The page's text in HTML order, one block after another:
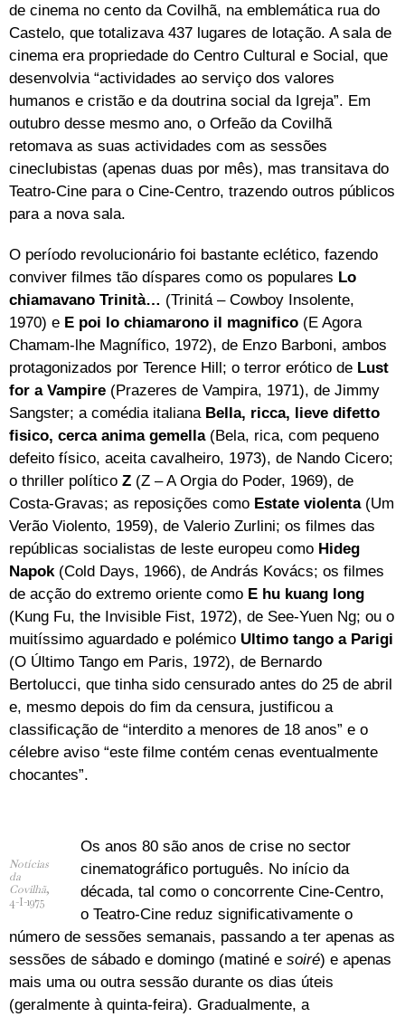
de cinema no cento da Covilhã, na emblemática rua do
Castelo, que totalizava 437 lugares de lotação. A sala de
cinema era propriedade do Centro Cultural e Social, que
desenvolvia “actividades ao serviço dos valores
humanos e cristão e da doutrina social da Igreja”. Em
outubro desse mesmo ano, o Orfeão da Covilhã
retomava as suas actividades com as sessões
cineclubistas (apenas duas por mês), mas transitava do
Teatro-Cine para o Cine-Centro, trazendo outros públicos
para a nova sala.
O período revolucionário foi bastante eclético, fazendo
conviver filmes tão díspares como os populares Lo
chiamavano Trinità… (Trinitá – Cowboy Insolente,
1970) e E poi lo chiamarono il magnifico (E Agora
Chamam-lhe Magnífico, 1972), de Enzo Barboni, ambos
protagonizados por Terence Hill; o terror erótico de Lust
for a Vampire (Prazeres de Vampira, 1971), de Jimmy
Sangster; a comédia italiana Bella, ricca, lieve difetto
fisico, cerca anima gemella(Bela, rica, com pequeno
defeito físico, aceita cavalheiro, 1973), de Nando Cicero;
o thriller político Z (Z – A Orgia do Poder, 1969), de
Costa-Gravas; as reposições como Estate violenta(Um
Verão Violento, 1959), de Valerio Zurlini; os filmes das
repúblicas socialistas de leste europeu como Hideg
Napok (Cold Days, 1966), de András Kovács; os filmes
de acção do extremo oriente como E hu kuang long
(Kung Fu, the Invisible Fist, 1972), de See-Yuen Ng; ou o
muitíssimo aguardado e polémico Ultimo tango a Parigi
(O Último Tango em Paris, 1972), de Bernardo
Bertolucci, que tinha sido censurado antes do 25 de abril
e, mesmo depois do fim da censura, justificou a
classificação de “interdito a menores de 18 anos” e o
célebre aviso “este filme contém cenas eventualmente
chocantes”.
Notícias
da
Covilhã,
4-I-1975
Os anos 80 são anos de crise no sector
cinematográfico português. No início da
década, tal como o concorrente Cine-Centro,
o Teatro-Cine reduz significativamente o
número de sessões semanais, passando a ter apenas as
sessões de sábado e domingo (matiné e soiré) e apenas
mais uma ou outra sessão durante os dias úteis
(geralmente à quinta-feira). Gradualmente, a